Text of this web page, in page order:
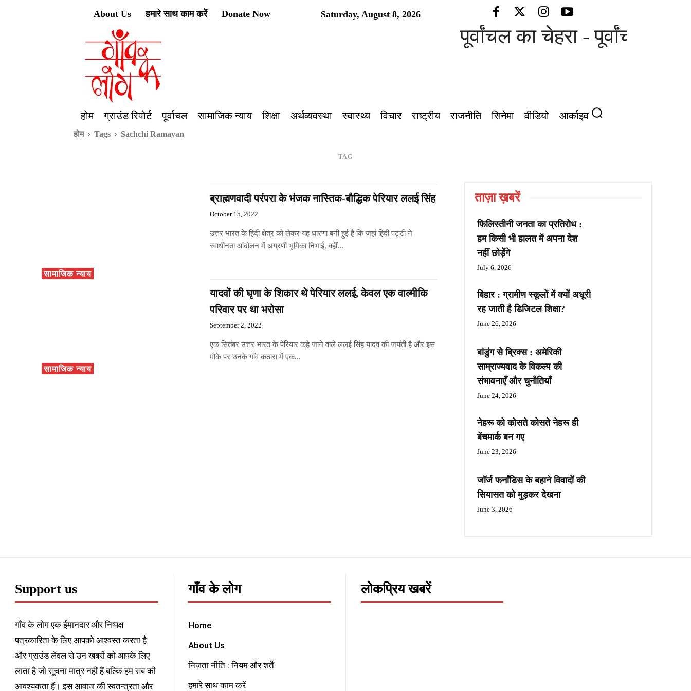
Saturday, August 8, 2026
About Us हमारे साथ काम करें Donate Now
पूर्वांचल का चेहरा - पूर्वांचल की
होम ग्राउंड रिपोर्ट पूर्वांचल सामाजिक न्याय शिक्षा अर्थव्यवस्था स्वास्थ्य विचार राष्ट्रीय राजनीति सिनेमा वीडियो आर्काइव
होम Tags Sachchi Ramayan
TAG
सामाजिक न्याय
ब्राह्मणवादी परंपरा के भंजक नास्तिक-बौद्धिक पेरियार ललई सिंह
October 15, 2022
उत्तर भारत के हिंदी क्षेत्र को लेकर यह धारणा बनी हुई है कि जहां हिंदी पट्टी ने
स्वाधीनता आंदोलन में अग्रणी भूमिका निभाई, वहीं...
सामाजिक न्याय
यादवों की घृणा के शिकार थे पेरियार ललई, केवल एक वाल्मीकि
परिवार पर था भरोसा
September 2, 2022
एक सितंबर उत्तर भारत के पेरियार कहे जाने वाले ललई सिंह यादव की जयंती है और इस
मौके पर उनके गाँव कठारा में एक...
ताज़ा ख़बरें
फिलिस्तीनी जनता का प्रतिरोध :
हम किसी भी हालत में अपना देश
नहीं छोड़ेंगे
July 6, 2026
बिहार : ग्रामीण स्कूलों में क्यों अधूरी
रह जाती है डिजिटल शिक्षा?
June 26, 2026
बांडुंग से ब्रिक्स : अमेरिकी
साम्राज्यवाद के विकल्प की
संभावनाएँ और चुनौतियाँ
June 24, 2026
नेहरू को कोसते कोसते नेहरू ही
बेंचमार्क बन गए
June 23, 2026
जॉर्ज फर्नांडिस के बहाने विवादों की
सियासत को मुड़कर देखना
June 3, 2026
Support us
गाँव के लोग एक ईमानदार और निष्पक्ष
पत्रकारिता के लिए आपको आश्वस्त करता है
और ग्राउंड लेवल से उन खबरों को आपके लिए
लाता है जो सूचना मात्र नहीं हैं बल्कि हम सब की
आवश्यकता हैं। इस आवाज की स्वतन्त्रता और
गाँव के लोग
Home
About Us
निजता नीति : नियम और शर्तें
हमारे साथ काम करें
लोकप्रिय खबरें